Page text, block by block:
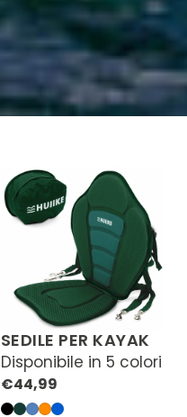
SEDILE PER KAYAK
Disponibile in 5 colori
Prezzo
normale
€44,99